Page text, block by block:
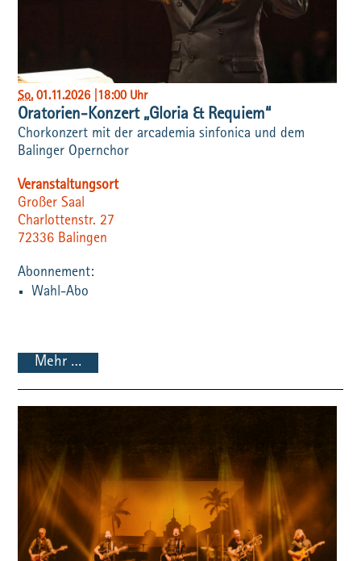
So, 01.11.2026 18:00 Uhr
Oratorien-Konzert „Gloria & Requiem“
Chorkonzert mit der arcademia sinfonica und dem
Balinger Opernchor
Veranstaltungsort
Großer Saal
Charlottenstr. 27
72336 Balingen
Wahl-Abo
Mehr …